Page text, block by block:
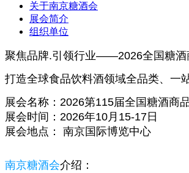
关于南京糖酒会
展会简介
组织单位
聚焦品牌.引领行业——2026全国糖酒
打造全球食品饮料酒领域全品类、一
展会名称：2026第115届全国糖酒商
展会时间：2026年10月15-17日
展会地点： 南京国际博览中心
南京糖酒会介绍：